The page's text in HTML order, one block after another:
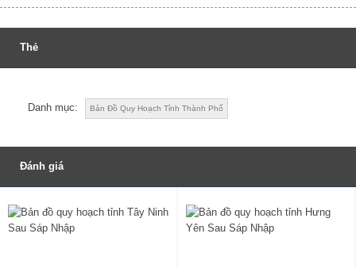
Thẻ
Danh mục: Bản Đồ Quy Hoạch Tỉnh Thành Phố
Đánh giá
Đánh giá